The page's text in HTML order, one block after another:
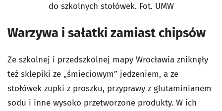
do szkolnych stołówek. Fot. UMW
Warzywa i sałatki zamiast chipsów
Ze szkolnej i przedszkolnej mapy Wrocławia zniknęły
też sklepiki ze „śmieciowym” jedzeniem, a ze
stołówek zupki z proszku, przyprawy z glutaminianem
sodu i inne wysoko przetworzone produkty. W ich